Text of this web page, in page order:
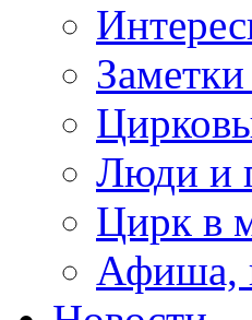
Люди и
Цирк в
Афиша,